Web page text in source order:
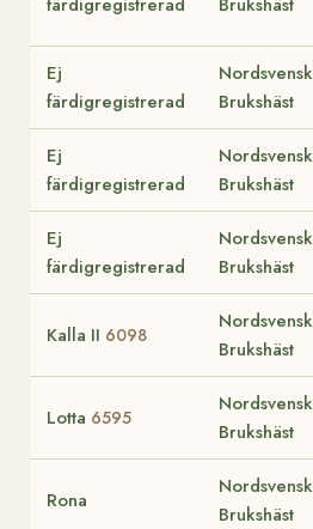
Ej
färdigregistrerad
Nordsvensk
Brukshäst
Ej
färdigregistrerad
Nordsvensk
Brukshäst
Ej
färdigregistrerad
Nordsvensk
Brukshäst
Kalla II 6098
Nordsvensk
Brukshäst
Lotta 6595
Nordsvensk
Brukshäst
Rona
Nordsvensk
Brukshäst